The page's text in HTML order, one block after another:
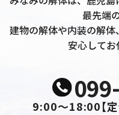
最先端
建物の解体や内装の解
安心してお
9:00～18:00【